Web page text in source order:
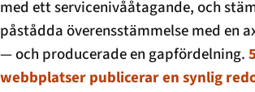
med ett servicenivååtagande, och
påstådda överensstämmelse med en
— och producerade en gapfördelning.
webbplatser publicerar en synlig